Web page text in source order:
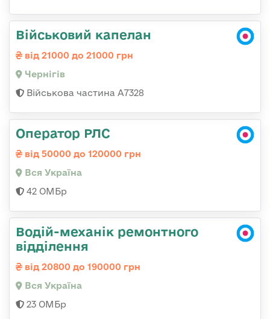
Військовий капелан
від 21000 до 21000 грн
Чернігів
Військова частина А7328
Оператор РЛС
від 50000 до 120000 грн
Вся Україна
42 ОМБр
Водій-механік ремонтного
відділення
від 20800 до 190000 грн
Вся Україна
23 ОМБр